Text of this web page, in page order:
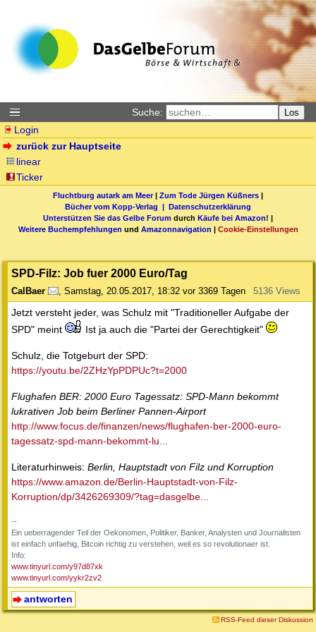
Suche: Los
Login
zurück zur Hauptseite
linear
Ticker
Fluchtburg autark am Meer| Zum Tode Jürgen Küßners |
Bücher vom Kopp-Verlag | Datenschutzerklärung
Unterstützen Sie das Gelbe Forum durch Käufe bei Amazon! |
Weitere Buchempfehlungen und Amazonnavigation | Cookie-Einstellungen
SPD-Filz: Job fuer 2000 Euro/Tag
CalBaer , Samstag, 20.05.2017, 18:32 vor 3369 Tagen 5136 Views
Jetzt versteht jeder, was Schulz mit "Traditioneller Aufgabe der
SPD" meint
Ist ja auch die "Partei der Gerechtigkeit"
Schulz, die Totgeburt der SPD:
https://youtu.be/2ZHzYpPDPUc?t=2000
Flughafen BER: 2000 Euro Tagessatz: SPD-Mann bekommt
lukrativen Job beim Berliner Pannen-Airport
http://www.focus.de/finanzen/news/flughafen-ber-2000-euro-
tagessatz-spd-mann-bekommt-lu...
Literaturhinweis: Berlin, Hauptstadt von Filz und Korruption
https://www.amazon.de/Berlin-Hauptstadt-von-Filz-
Korruption/dp/3426269309/?tag=dasgelbe...
--
Ein ueberragender Teil der Oekonomen, Politiker, Banker, Analysten und Journalisten
ist einfach unfaehig, Bitcoin richtig zu verstehen, weil es so revolutionaer ist.
Info:
www.tinyurl.com/y97d87xk
www.tinyurl.com/yykr2zv2
antworten
RSS-Feed dieser Diskussion